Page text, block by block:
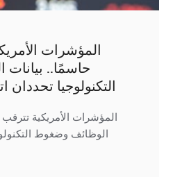
المؤشرات
حاسمًا..
التكنولوجيا
المؤشرات الأمريكية تترقب
الوظائف وضغوط